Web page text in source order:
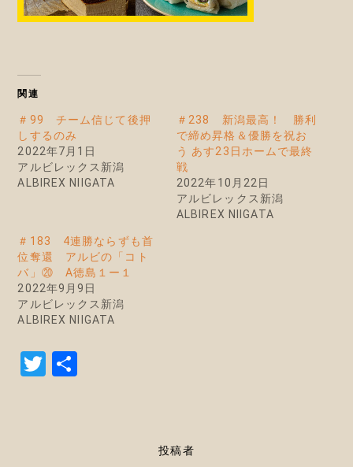
関連
＃99 チーム信じて後押
しするのみ
2022年7月1日
アルビレックス新潟
ALBIREX NIIGATA
＃238 新潟最高！ 勝利
で締め昇格＆優勝を祝お
う あす23日ホームで最終
戦
2022年10月22日
アルビレックス新潟
ALBIREX NIIGATA
＃183 4連勝ならずも首
位奪還 アルビの「コト
バ」⑳ A徳島１ー１
2022年9月9日
アルビレックス新潟
ALBIREX NIIGATA
T
投稿者